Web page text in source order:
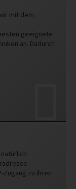
mit dem
geeignete
an. Dadurch
Zugang zu ihren